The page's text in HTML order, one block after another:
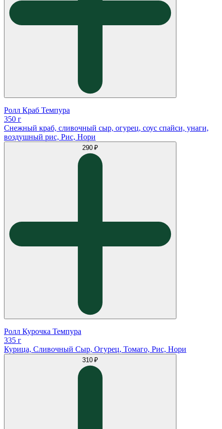
Ролл Краб Темпура
350 г
Снежный краб, сливочный сыр, огурец, соус спайси, унаги,
воздушный рис, Рис, Нори
290 ₽
Ролл Курочка Темпура
335 г
Курица, Сливочный Сыр, Огурец, Томаго, Рис, Нори
310 ₽